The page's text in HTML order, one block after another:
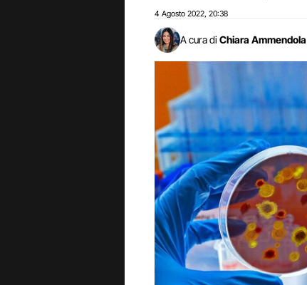
4 Agosto 2022 20:38
A cura di Chiara Ammendola